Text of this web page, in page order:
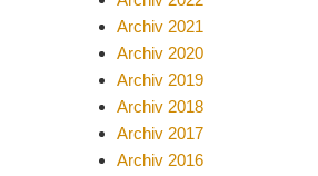
Archiv 2021
Archiv 2020
Archiv 2019
Archiv 2018
Archiv 2017
Archiv 2016